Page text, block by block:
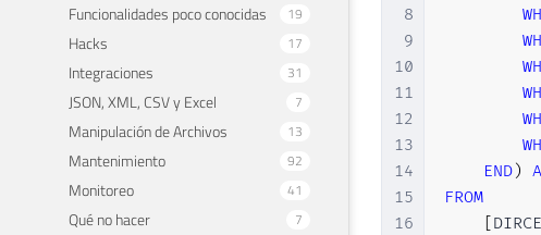
Funcionalidades poco conocidas 19
Hacks 17
Integraciones 31
JSON, XML, CSV y Excel 7
Manipulación de Archivos 13
Mantenimiento 92
Monitoreo 41
Qué no hacer 7
8
9
10
11
12
13
14
15
16
END)
FROM
[